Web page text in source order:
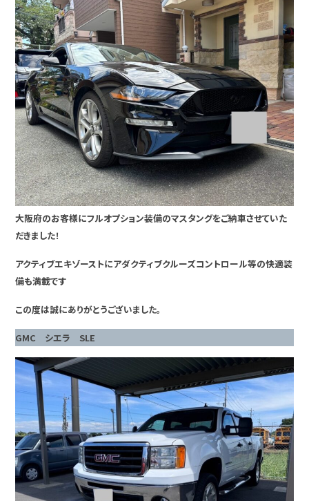
大阪府のお客様にフルオプション装備のマスタングをご納車させていた
だきました！
アクティブエキゾーストにアダクティブクルーズコントロール等の快適装
備も満載です
この度は誠にありがとうございました。
GMC シエラ SLE